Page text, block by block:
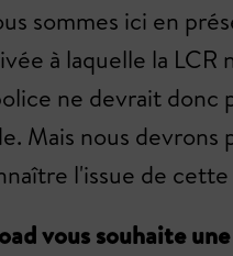
sommes ici en
à laquelle la LCR
ne devrait donc
Mais nous devrons
l'issue de
vous souhaite